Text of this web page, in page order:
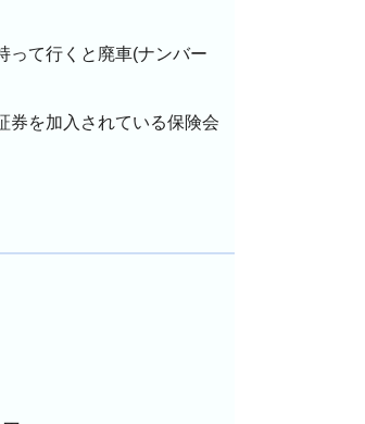
って行くと廃車(ナンバー
券を加入されている保険会